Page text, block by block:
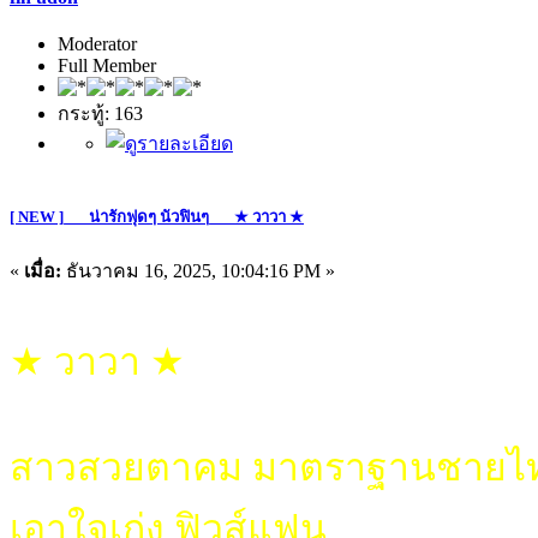
Moderator
Full Member
กระทู้: 163
[ NEW ]___น่ารักฟุดๆ นัวฟินๆ___★ วาวา ★
« เมื่อ: ธันวาคม 16, 2025, 10:04:16 PM »
★ วาวา ★
สาวสวยตาคม มาตราฐานชายไ
เอาใจเก่ง ฟิวส์แฟน